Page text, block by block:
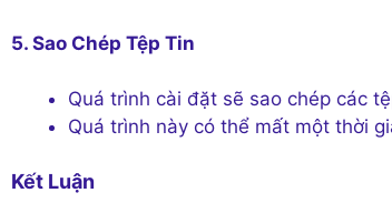
5. Sao Chép Tệp Tin
Quá trình cài đặt sẽ sao chép các
Quá trình này có thể mất một thời
Kết Luận